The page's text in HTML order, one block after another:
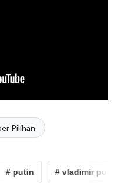
Pilihan
# putin # vladimir putin